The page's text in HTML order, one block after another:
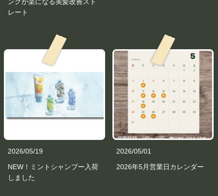
レート
2026/05/19
NEW！ミントシャンプー入荷
しました
2026/05/01
2026年5月営業日カレンダー